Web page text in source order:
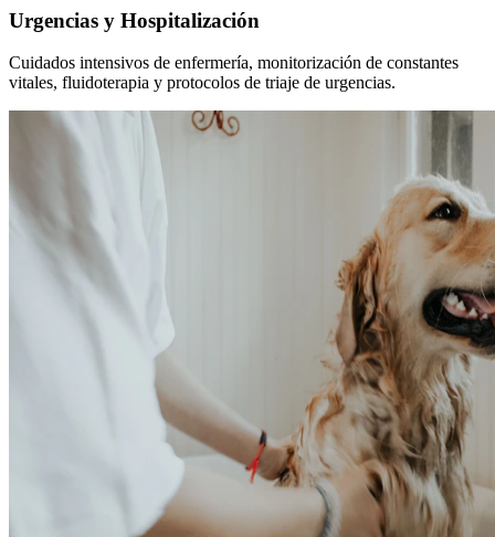
Urgencias y Hospitalización
Cuidados intensivos de enfermería, monitorización de constantes
vitales, fluidoterapia y protocolos de triaje de urgencias.